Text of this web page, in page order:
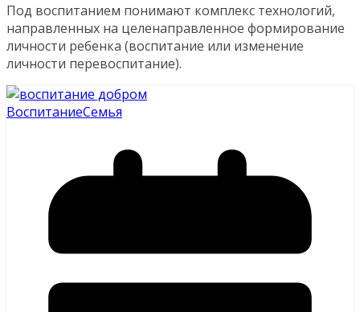
Под воспитанием понимают комплекс технологий,
направленных на целенаправленное формирование
личности ребенка (воспитание или изменение
личности перевоспитание).
ВоспитаниеСемья